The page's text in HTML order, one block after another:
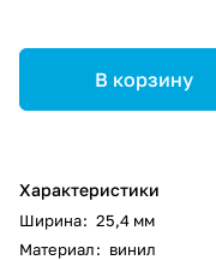
В корзину
Характеристики
Ширина: 25,4 мм
Материал: винил